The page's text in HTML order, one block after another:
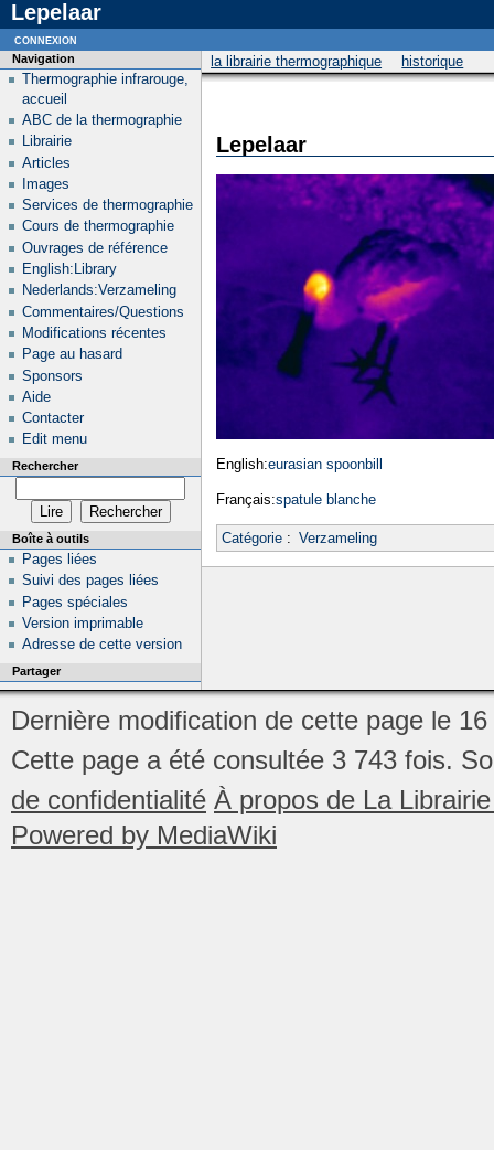
Lepelaar
la librairie thermographique historique
Lepelaar
English:eurasian spoonbill
Français:spatule blanche
Catégorie: Verzameling
Navigation
Thermographie infrarouge,
accueil
ABC de la thermographie
Librairie
Articles
Images
Services de thermographie
Cours de thermographie
Ouvrages de référence
English:Library
Nederlands:Verzameling
Commentaires/Questions
Modifications récentes
Page au hasard
Sponsors
Aide
Contacter
Edit menu
Rechercher
Boîte à outils
Pages liées
Suivi des pages liées
Pages spéciales
Version imprimable
Adresse de cette version
Partager
connexion
Dernière modification de cette page le
Cette page a été consultée 3 743 fois.
de confidentialité À propos de La
Powered by MediaWiki